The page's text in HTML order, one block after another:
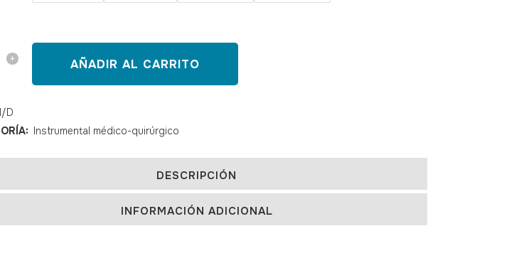
AÑADIR AL CARRITO
D
Instrumental médico-quirúrgico
DESCRIPCIÓN
INFORMACIÓN ADICIONAL